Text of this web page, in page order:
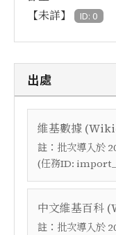
【未詳】 ID: 0
出處
維基數據
註： 批次導入於
(任務ID:
中文維基百科
註： 批次導入於